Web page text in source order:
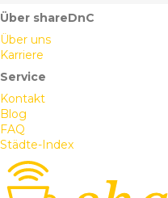
Über shareDnC
Über uns
Karriere
Service
Kontakt
Blog
FAQ
Städte-Index